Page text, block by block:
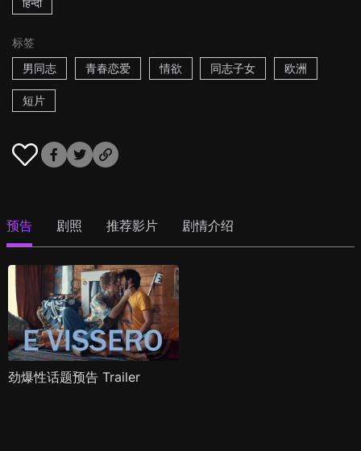
हिन्दी
标签
男同志
青春恋爱 情欲 同志子女 欧洲
短片
预告 剧照 推荐影片 剧情介绍
劲爆性话题预告 Trailer